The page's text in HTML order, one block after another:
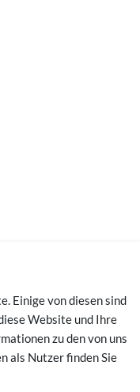
Einige von diesen sind
Website und Ihre
zu den von uns
als Nutzer finden Sie